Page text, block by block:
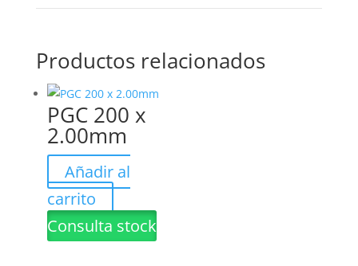
Productos relacionados
PGC 200 x
2.00mm
Añadir al
carrito
Consulta stock